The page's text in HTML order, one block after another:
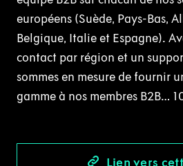
européens (Suède, Pays-Bas,
Belgique, Italie et Espagne).
contact par région et un
sommes en mesure de fournir
gamme à nos membres B2B…
Lien vers